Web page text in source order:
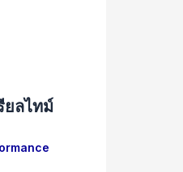
ยลไทม์